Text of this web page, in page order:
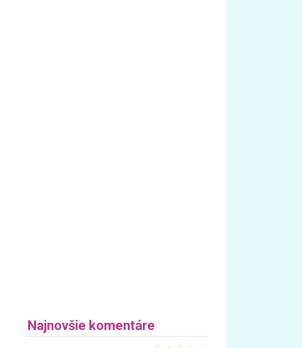
Najnovšie komentáre